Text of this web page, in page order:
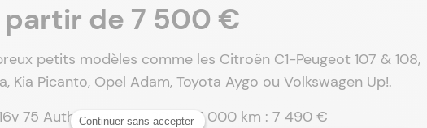
partir de 7 500 €
petits modèles comme les Citroën C1-Peugeot 107 & 108,
Kia Picanto, Opel Adam, Toyota Aygo ou Volkswagen Up!.
75 Authentique de 2011 & 11 000 km : 7 490 €